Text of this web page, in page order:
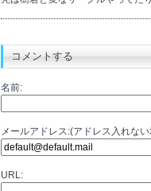
コメントする
名前:
メールアドレス:(アドレス入れな
URL: